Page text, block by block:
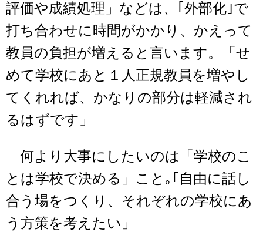
評価や成績処理」などは、｢外部化｣で
打ち合わせに時間がかかり、かえって
教員の負担が増えると言います。「せ
めて学校にあと１人正規教員を増やし
てくれれば、かなりの部分は軽減され
るはずです」
何より大事にしたいのは「学校のこ
とは学校で決める」こと｡｢自由に話し
合う場をつくり、それぞれの学校にあ
う方策を考えたい」